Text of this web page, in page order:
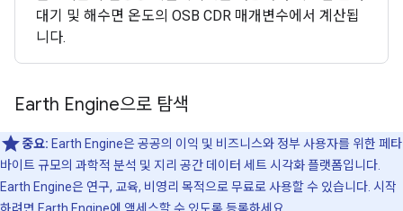
대기 및 해수면 온도의 OSB CDR 매개변수에서 계산됩
니다.
Earth Engine으로 탐색
중요: Earth Engine은 공공의 이익 및 비즈니스와 정부 사용자를 위한 페타
바이트 규모의 과학적 분석 및 지리 공간 데이터 세트 시각화 플랫폼입니다.
Earth Engine은 연구, 교육, 비영리 목적으로 무료로 사용할 수 있습니다. 시작